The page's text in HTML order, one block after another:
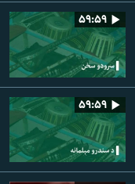
۵۹:۵۹
۵۹:۵۹